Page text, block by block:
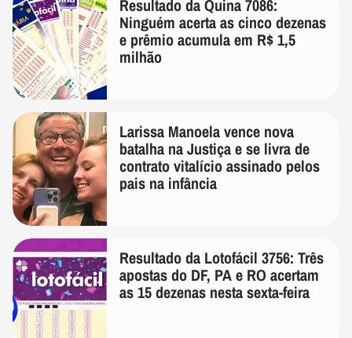
Resultado da Quina 7086:
Ninguém acerta as cinco dezenas
e prêmio acumula em R$ 1,5
milhão
Larissa Manoela vence nova
batalha na Justiça e se livra de
contrato vitalício assinado pelos
pais na infância
Resultado da Lotofácil 3756: Três
apostas do DF, PA e RO acertam
as 15 dezenas nesta sexta-feira